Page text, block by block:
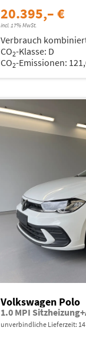
20.395,– €
incl. 17% MwSt.
Verbrauch
CO2-Klasse: D
CO2-Emissionen:
Volkswagen Polo
unverbindliche Lieferzeit: